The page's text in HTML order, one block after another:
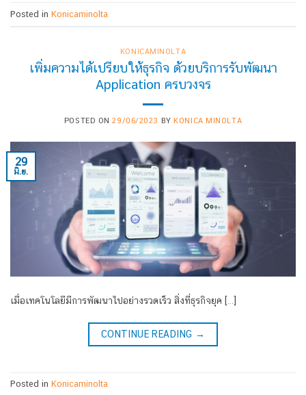
Posted in Konicaminolta
KONICAMINOLTA
เพิ่มความได้เปรียบให้ธุรกิจ ด้วยบริการรับพัฒนา
Application ครบวงจร
POSTED ON29/06/2023 BYKONICA MINOLTA
29
มิ.ย.
เมื่อเทคโนโลยีมีการพัฒนาไปอย่างรวดเร็ว สิ่งที่ธุรกิจยุค […]
CONTINUE READING →
Posted in Konicaminolta